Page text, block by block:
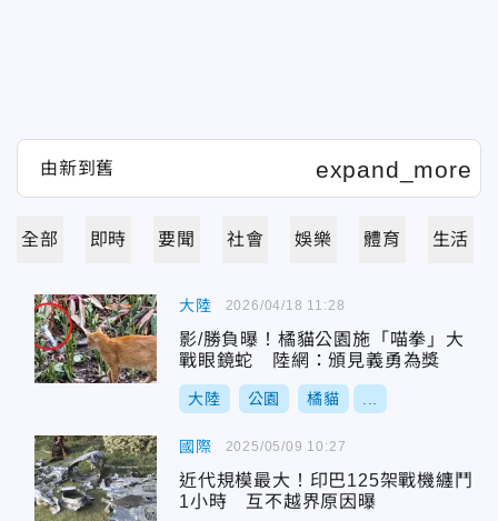
全部 即時 要聞 社會 娛樂 體育 生活
大陸
影/勝負曝！橘貓公園施「喵拳」大
戰眼鏡蛇 陸網：頒見義勇為獎
大陸 公園 橘貓
2026/04/18 11:28
國際
近代規模最大！印巴125架戰機纏鬥
1小時 互不越界原因曝
2025/05/09 10:27